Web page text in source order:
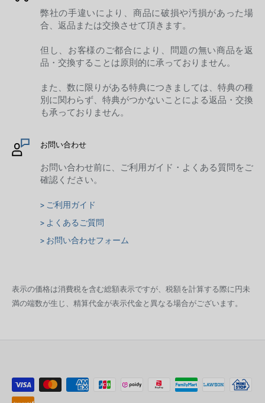
弊社の手違いにより、商品に破損や汚損があった場
合、返品または交換させて頂きます。
但し、お客様のご都合により、問題の無い商品を返
品・交換することは原則的に承っておりません。
また、数に限りがある特典につきましては、特典の種
別に関わらず、特典がつかないことによる返品・交換
も承っておりません。
お問い合わせ
お問い合わせ前に、ご利用ガイド・よくある質問をご
確認ください。
> ご利用ガイド
> よくあるご質問
> お問い合わせフォーム
表示の価格は消費税を含む総額表示ですが、税額を計算する際に円未
満の端数が生じ、精算代金が表示代金と異なる場合がございます。